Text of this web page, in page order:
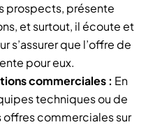
prospects, présente
et surtout, il écoute et
s’assurer que l’offre de
pour eux.
commerciales : En
techniques ou de
commerciales sur